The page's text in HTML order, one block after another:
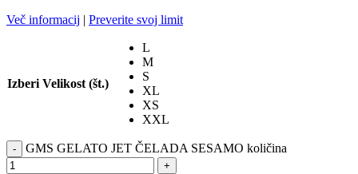
Več informacij | Preverite svoj limit
Izberi Velikost (št.)
L
M
S
XL
XS
XXL
- GMS GELATO JET ČELADA SESAMO količina
+